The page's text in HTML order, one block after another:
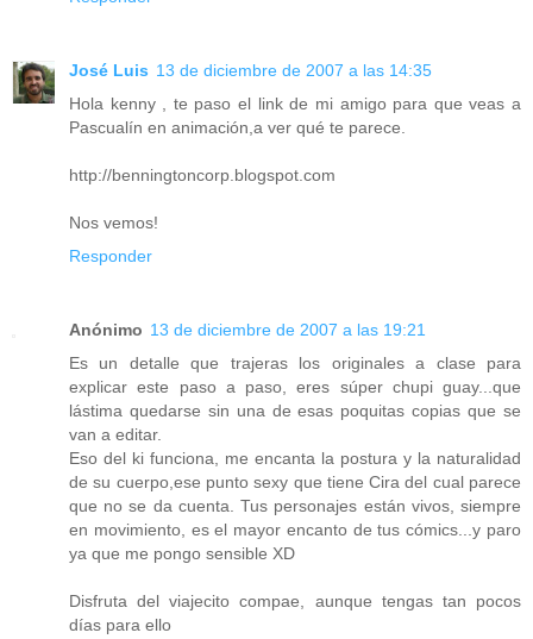
José Luis 13 de diciembre de 2007 a las 14:35
Hola kenny , te paso el link de mi amigo para que veas a
Pascualín en animación,a ver qué te parece.
http://benningtoncorp.blogspot.com
Nos vemos!
Responder
Anónimo 13 de diciembre de 2007 a las 19:21
Es un detalle que trajeras los originales a clase para
explicar este paso a paso, eres súper chupi guay...que
lástima quedarse sin una de esas poquitas copias que se
van a editar.
Eso del ki funciona, me encanta la postura y la naturalidad
de su cuerpo,ese punto sexy que tiene Cira del cual parece
que no se da cuenta. Tus personajes están vivos, siempre
en movimiento, es el mayor encanto de tus cómics...y paro
ya que me pongo sensible XD
Disfruta del viajecito compae, aunque tengas tan pocos
días para ello